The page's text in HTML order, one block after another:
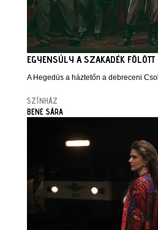
EGYENSÚLY A SZAKADÉK FÖLÖTT
A Hegedüs a háztetőn a debreceni
SZÍNHÁZ
BENE SÁRA